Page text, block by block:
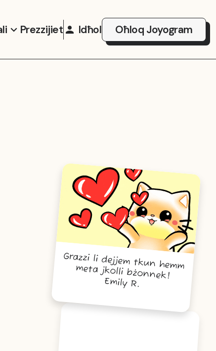
Prezzijiet Idħol Oħloq Joyogram
Grazzi li dejjem tkun hemm
meta jkolli bżonnek!
Emily R.